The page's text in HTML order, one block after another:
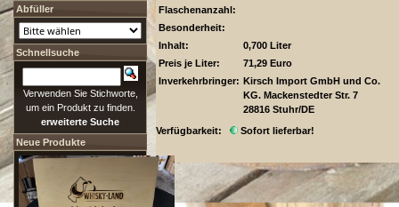
Flaschenanzahl:
Besonderheit:
Inhalt:
0,700 Liter
Preis je Liter:
71,29 Euro
Inverkehrbringer: Kirsch Import GmbH und Co.
KG. Mackenstedter Str. 7
28816 Stuhr/DE
Verfügbarkeit:
Sofort lieferbar!
Abfüller
Schnellsuche
Verwenden Sie Stichworte,
um ein Produkt zu finden.
erweiterte Suche
Neue Produkte